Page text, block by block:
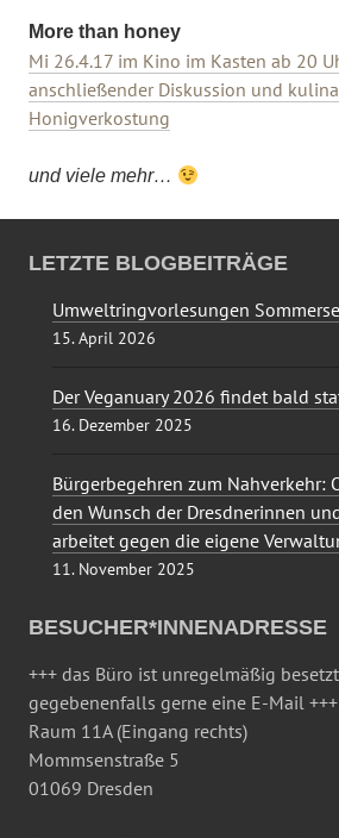
More than honey
Mi 26.4.17 im Kino im Kasten ab 20
anschließender Diskussion und
Honigverkostung
und viele mehr…
LETZTE BLOGBEITRÄGE
Umweltringvorlesungen
15. April 2026
Der Veganuary 2026 findet bald
16. Dezember 2025
Bürgerbegehren zum Nahverkehr:
den Wunsch der Dresdnerinnen
arbeitet gegen die eigene
11. November 2025
BESUCHER*INNENADRESSE
+++ das Büro ist unregelmäßig
gegebenenfalls gerne eine E-Mail +++
Raum 11A (Eingang rechts)
Mommsenstraße 5
01069 Dresden